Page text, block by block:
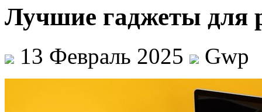
Лучшие гаджеты для
13 Февраль 2025 Gwp